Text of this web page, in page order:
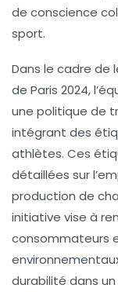
de conscience
sport.
Dans le cadre de
de Paris 2024,
une politique de
intégrant des
athlètes. Ces
détaillées sur
production de
initiative vise à
consommateurs
durabilité dans